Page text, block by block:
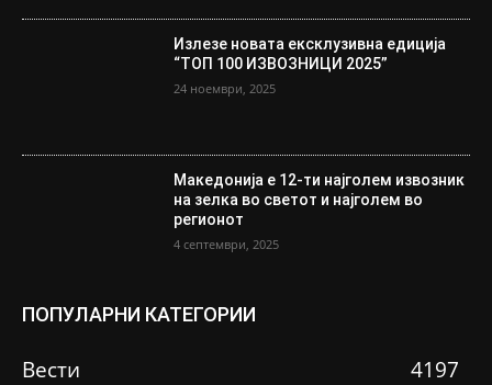
Излезе новата ексклузивна едиција
“ТОП 100 ИЗВОЗНИЦИ 2025”
24 ноември, 2025
Македонија е 12-ти најголем извозник
на зелка во светот и најголем во
регионот
4 септември, 2025
ПОПУЛАРНИ КАТЕГОРИИ
Вести
4197